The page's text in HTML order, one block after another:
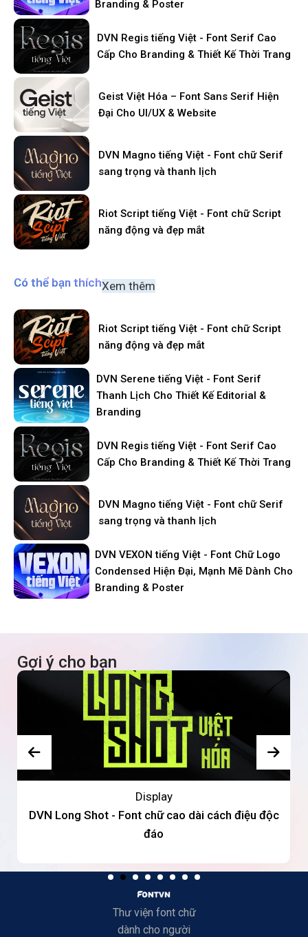
Branding & Poster
DVN Regis tiếng Việt - Font Serif Cao
Cấp Cho Branding & Thiết Kế Thời Trang
Geist Việt Hóa – Font Sans Serif Hiện
Đại Cho UI/UX & Website
DVN Magno tiếng Việt - Font chữ Serif
sang trọng và thanh lịch
Riot Script tiếng Việt - Font chữ Script
năng động và đẹp mắt
Có thể bạn thíchXem thêm
Riot Script tiếng Việt - Font chữ Script
năng động và đẹp mắt
DVN Serene tiếng Việt - Font Serif
Thanh Lịch Cho Thiết Kế Editorial &
Branding
DVN Regis tiếng Việt - Font Serif Cao
Cấp Cho Branding & Thiết Kế Thời Trang
DVN Magno tiếng Việt - Font chữ Serif
sang trọng và thanh lịch
DVN VEXON tiếng Việt - Font Chữ Logo
Condensed Hiện Đại, Mạnh Mẽ Dành Cho
Branding & Poster
Gợi ý cho bạn
Display
DVN Long Shot - Font chữ cao dài cách điệu độc
đáo
Thư viện font chữ
dành cho người